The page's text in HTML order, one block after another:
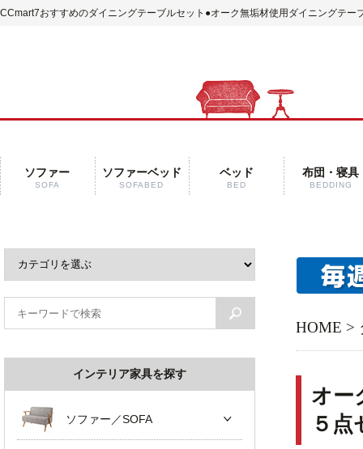
CCmart7おすすめのダイニングテーブルセット ●オーク無垢材使用ダイニングテー
ソファー
SOFA
ソファーベッド
SOFABED
ベッド
BED
布団・寝具
BEDDING
HOME >
オー
５点
インテリア家具を探す
ソファー／SOFA